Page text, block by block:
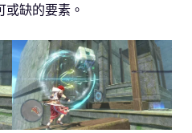
缺的要素。